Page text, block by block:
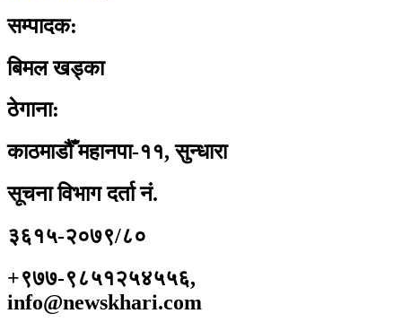
सम्पादक:
बिमल खड्का
ठेगाना:
काठमाडौँ महानपा-११, सुन्धारा
सूचना विभाग दर्ता नं.
३६१५-२०७९/८०
+९७७-९८५१२५४५५६,
info@newskhari.com